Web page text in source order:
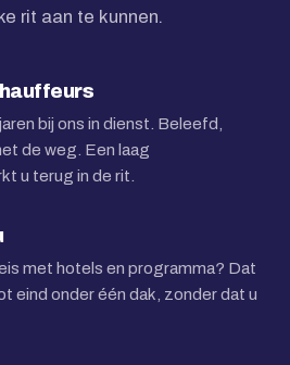
rit aan te kunnen.
bij ons in dienst. Beleefd,
de weg. Een laag
u terug in de rit.
met hotels en programma? Dat
eind onder één dak, zonder dat u